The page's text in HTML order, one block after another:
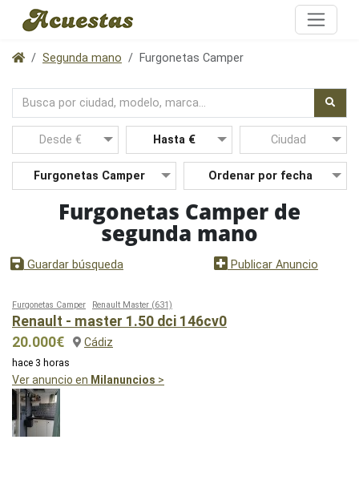
Segunda mano Furgonetas Camper
Furgonetas Camper de
segunda mano
Guardar búsqueda Publicar Anuncio
Furgonetas Camper Renault Master (631)
Renault - master 1.50 dci 146cv0
20.000€
Cádiz
hace 3 horas
Ver anuncio en Milanuncios >